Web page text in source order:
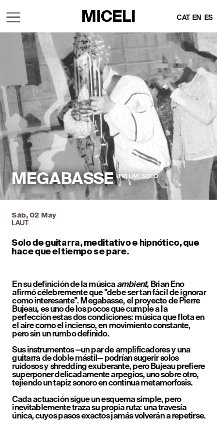
MEGABASSE (FR)  LIVE  SOLO
MICELI CAT EN ES
Sáb, 02 May
LAUT
Solo de guitarra, meditativo e hipnótico, que
hace que el tiempo se pare.
En su definición de la música ambient, Brian Eno
afirmó célebremente que "debe ser tan fácil de ignorar
como interesante". Megabasse, el proyecto de Pierre
Bujeau, es uno de los pocos que cumple a la
perfección estas dos condiciones: música que flota en
el aire como el incienso, en movimiento constante,
pero sin un rumbo definido.
Sus instrumentos —un par de amplificadores y una
guitarra de doble mástil— podrían sugerir solos
ruidosos y shredding exuberante, pero Bujeau prefiere
superponer delicadamente arpegios, uno sobre otro,
tejiendo un tapiz sonoro en continua metamorfosis.
Cada actuación sigue un esquema simple, pero
inevitablemente traza su propia ruta: una travesía
única, cuyos pasos exactos jamás volverán a repetirse.